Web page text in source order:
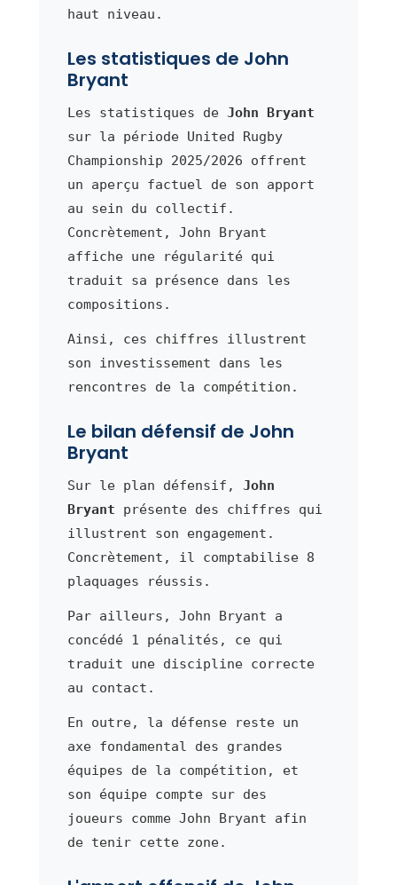
haut niveau.
Les statistiques de John
Bryant
Les statistiques de John Bryant
sur la période United Rugby
Championship 2025/2026 offrent
un aperçu factuel de son apport
au sein du collectif.
Concrètement, John Bryant
affiche une régularité qui
traduit sa présence dans les
compositions.
Ainsi, ces chiffres illustrent
son investissement dans les
rencontres de la compétition.
Le bilan défensif de John
Bryant
Sur le plan défensif, John
Bryant présente des chiffres qui
illustrent son engagement.
Concrètement, il comptabilise 8
plaquages réussis.
Par ailleurs, John Bryant a
concédé 1 pénalités, ce qui
traduit une discipline correcte
au contact.
En outre, la défense reste un
axe fondamental des grandes
équipes de la compétition, et
son équipe compte sur des
joueurs comme John Bryant afin
de tenir cette zone.